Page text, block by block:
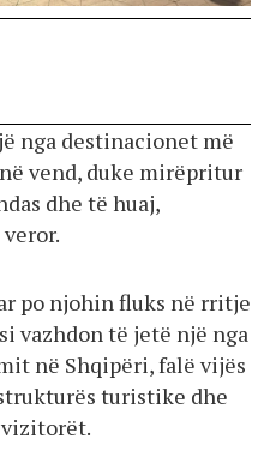
nga destinacionet më
vend, duke mirëpritur
dhe të huaj,
po njohin fluks në rritje
vazhdon të jetë një nga
në Shqipëri, falë vijës
turistike dhe